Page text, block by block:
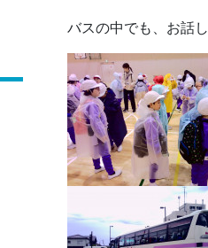
バスの中でも、お話